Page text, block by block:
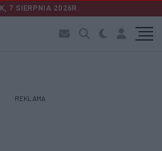
7 SIERPNIA 2026R.
REKLAMA